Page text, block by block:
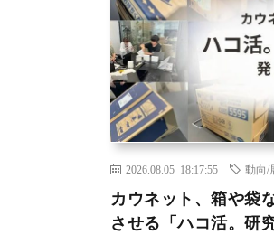
2026.08.05 18:17:55 動向/
カウネット、箱や袋
させる「ハコ活。研